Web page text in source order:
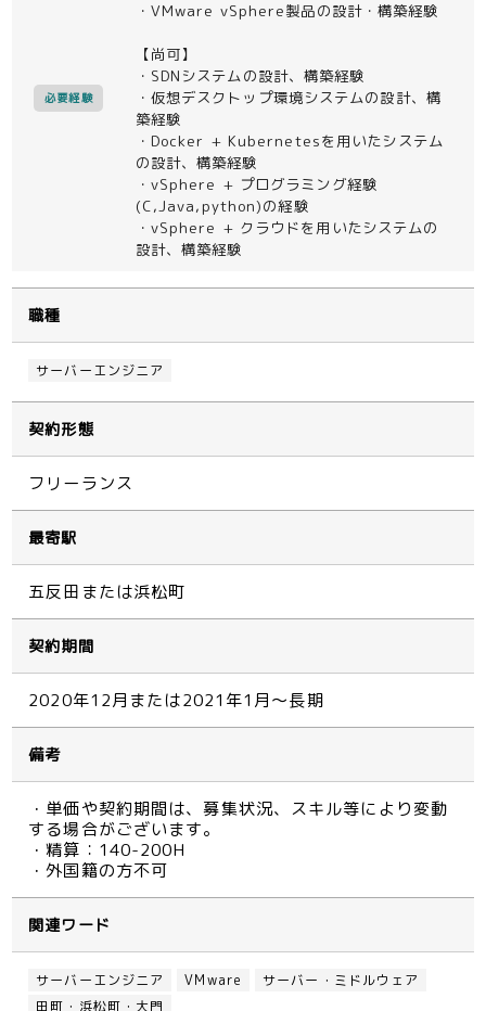
必要経験
・VMware vSphere製品の設計・構築経験
【尚可】
・SDNシステムの設計、構築経験
・仮想デスクトップ環境システムの設計、構
築経験
・Docker + Kubernetesを用いたシステム
の設計、構築経験
・vSphere + プログラミング経験
(C,Java,python)の経験
・vSphere + クラウドを用いたシステムの
設計、構築経験
職種
サーバーエンジニア
契約形態
フリーランス
最寄駅
五反田または浜松町
契約期間
2020年12月または2021年1月～長期
備考
・単価や契約期間は、募集状況、スキル等により変動
する場合がございます。
・精算：140-200H
・外国籍の方不可
関連ワード
サーバーエンジニア VMware
サーバー・ミドルウェア
田町・浜松町・大門